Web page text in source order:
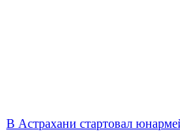
В Астрахани стартовал